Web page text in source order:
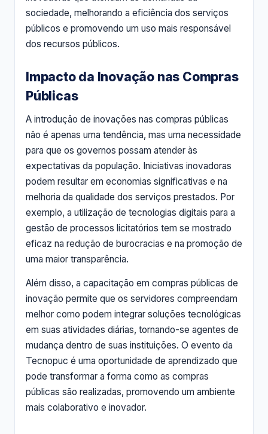
sociedade, melhorando a eficiência dos serviços
públicos e promovendo um uso mais responsável
dos recursos públicos.
Impacto da Inovação nas Compras
Públicas
A introdução de inovações nas compras públicas
não é apenas uma tendência, mas uma necessidade
para que os governos possam atender às
expectativas da população. Iniciativas inovadoras
podem resultar em economias significativas e na
melhoria da qualidade dos serviços prestados. Por
exemplo, a utilização de tecnologias digitais para a
gestão de processos licitatórios tem se mostrado
eficaz na redução de burocracias e na promoção de
uma maior transparência.
Além disso, a capacitação em compras públicas de
inovação permite que os servidores compreendam
melhor como podem integrar soluções tecnológicas
em suas atividades diárias, tornando-se agentes de
mudança dentro de suas instituições. O evento da
Tecnopuc é uma oportunidade de aprendizado que
pode transformar a forma como as compras
públicas são realizadas, promovendo um ambiente
mais colaborativo e inovador.